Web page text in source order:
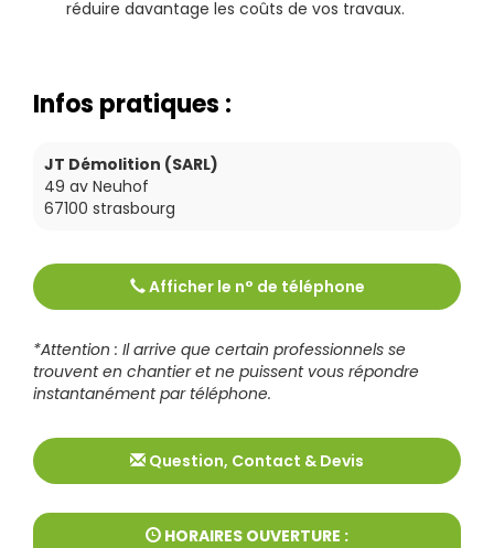
réduire davantage les coûts de vos travaux.
Infos pratiques :
JT Démolition (SARL)
49 av Neuhof
67100 strasbourg
Afficher le n° de téléphone
0388399406
*Attention : Il arrive que certain professionnels se
trouvent en chantier et ne puissent vous répondre
instantanément par téléphone.
Question, Contact & Devis
HORAIRES OUVERTURE :